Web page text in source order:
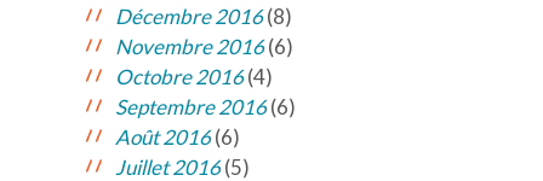
Décembre 2016(8)
Novembre 2016(6)
Octobre 2016(4)
Septembre 2016(6)
Août 2016(6)
Juillet 2016(5)